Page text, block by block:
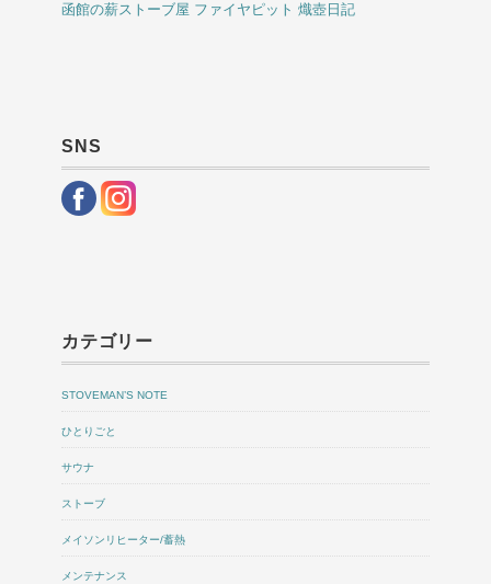
函館の薪ストーブ屋 ファイヤピット 熾壺日記
SNS
カテゴリー
STOVEMAN’S NOTE
ひとりごと
サウナ
ストーブ
メイソンリヒーター/蓄熱
メンテナンス